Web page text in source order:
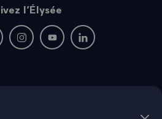
l’Élysée
: rejoignez-nous sur Twitter
fenêtre : rejoignez-nous sur
Nouvelle fenêtre : rejoignez-nous
Nouvelle fenêtre :
Nouvelle fenêtre :